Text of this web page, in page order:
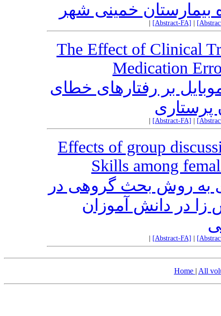
خمینی شهر
[Abstract-FA]
The Effect of Clinical
Medication
بر رفتارهای خطای
پرستاری
[Abstract-FA]
Effects of group
Skills among
به روش بحث گروهی در
زا در دانش آموزان
[Abstract-FA]
Home | All